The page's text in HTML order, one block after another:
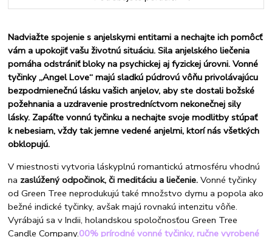
Nadviažte spojenie s anjelskymi entitami a nechajte ich pomôcť
vám a upokojiť vašu životnú situáciu. Sila anjelského liečenia
pomáha odstrániť bloky na psychickej aj fyzickej úrovni. Vonné
tyčinky „Angel Love“ majú sladkú púdrovú vôňu privolávajúcu
bezpodmienečnú lásku vašich anjelov, aby ste dostali božské
požehnania a uzdravenie prostredníctvom nekonečnej sily
lásky. Zapáľte vonnú tyčinku a nechajte svoje modlitby stúpať
k nebesiam, vždy tak jemne vedené anjelmi, ktorí nás všetkých
obklopujú.
V miestnosti vytvoria láskyplnú romantickú atmosféru vhodnú
na zaslúžený odpočinok, či meditáciu a liečenie.Vonné tyčinky
od Green Tree neprodukujú také množstvo dymu a popola ako
bežné indické tyčinky, avšak majú rovnakú intenzitu vôňe.
Vyrábajú sa v Indii, holandskou spoločnosťou Green Tree
Candle Company.00% prírodné vonné tyčinky, ručne vyrobené